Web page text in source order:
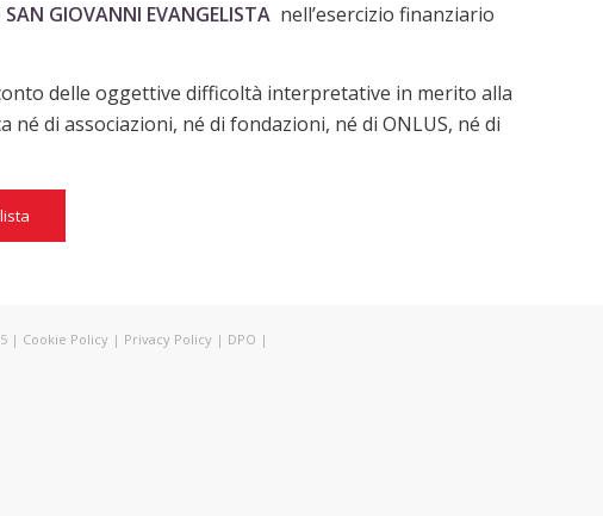
GIOVANNI EVANGELISTA nell’esercizio finanziario
delle oggettive difficoltà interpretative in merito alla
di associazioni, né di fondazioni, né di ONLUS, né di
| Cookie Policy | Privacy Policy | DPO |